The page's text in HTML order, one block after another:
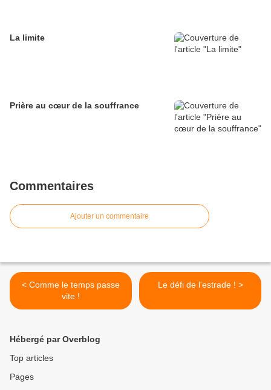
La limite
Prière au cœur de la souffrance
Commentaires
Ajouter un commentaire
< Comme le temps passe
vite !
Le défi de l'estrade ! >
Hébergé par Overblog
Top articles
Pages